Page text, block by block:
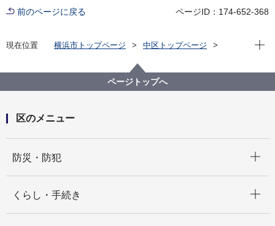
前のページに戻る ページID：174-652-368
現在位置 横浜市トップページ
中区トップページ
現在
ページトップへ
区のメニュー
防災・防犯
くらし・手続き